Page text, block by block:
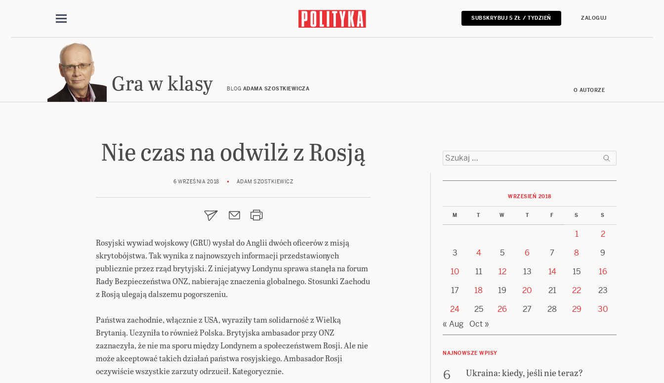
SUBSKRYBUJ 5 ZŁ / TYDZIEŃ ZALOGUJ
Gra w klasy BLOG ADAMA SZOSTKIEWICZA O AUTORZE
Nie czas na odwilż z Rosją
6 WRZEŚNIA 2018 ADAM SZOSTKIEWICZ
Rosyjski wywiad wojskowy (GRU) wysłał do Anglii dwóch oficerów z misją
skrytobójstwa. Tak wynika z najnowszych informacji przedstawionych
publicznie przez rząd brytyjski. Z inicjatywy Londynu sprawa stanęła na forum
Rady Bezpieczeństwa ONZ, nabierając znaczenia globalnego. Stosunki Zachodu
z Rosją ulegają dalszemu pogorszeniu.
Państwa zachodnie, włącznie z USA, wyraziły tam solidarność z Wielką
Brytanią. Uczyniła to również Polska. Brytyjska ambasador przy ONZ
zaznaczyła, że nie ma sporu między Londynem a społeczeństwem Rosji. Ale nie
może akceptować takich działań państwa rosyjskiego. Ambasador Rosji
oczywiście wszystkie zarzuty odrzucił. Kategorycznie.
Szukaj:
WRZESIEŃ 2018
M T W T F S S
1
2
3
4 5 6 7 8
9
10
11 12 13 14 15
16
17
18 19 20 21 22
23
24
25 26 27 28 29
30
« Aug
Oct »
NAJNOWSZE WPISY
6 Ukraina: kiedy, jeśli nie teraz?